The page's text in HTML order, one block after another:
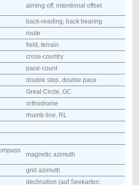
aiming off, intentional offset
back-reading, back bearing
route
field, terrain
cross-country
pace-count
double step, double pace
Great Circle, GC
orthodrome
rhumb line, RL
magnetic azimuth
grid azimuth
declination (auf Seekarten: